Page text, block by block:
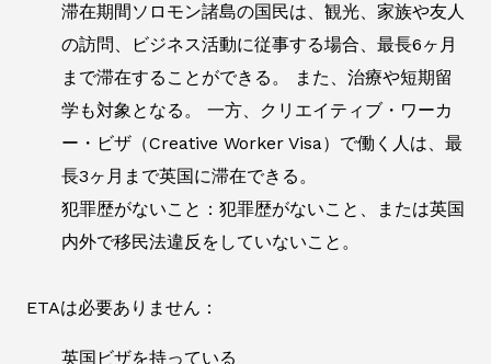
滞在期間ソロモン諸島の国民は、観光、家族や友人
の訪問、ビジネス活動に従事する場合、最長6ヶ月
まで滞在することができる。 また、治療や短期留
学も対象となる。 一方、クリエイティブ・ワーカ
ー・ビザ（Creative Worker Visa）で働く人は、最
長3ヶ月まで英国に滞在できる。
犯罪歴がないこと：犯罪歴がないこと、または英国
内外で移民法違反をしていないこと。
ETAは必要ありません：
英国ビザを持っている